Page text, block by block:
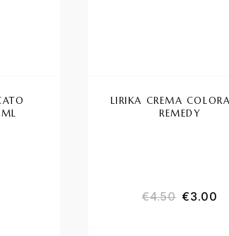
LIRIKA CREMA
REMEDY
€4.50 €3.00